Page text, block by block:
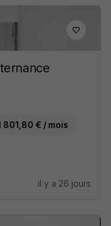
801,80 € / mois
il y a 26 jours